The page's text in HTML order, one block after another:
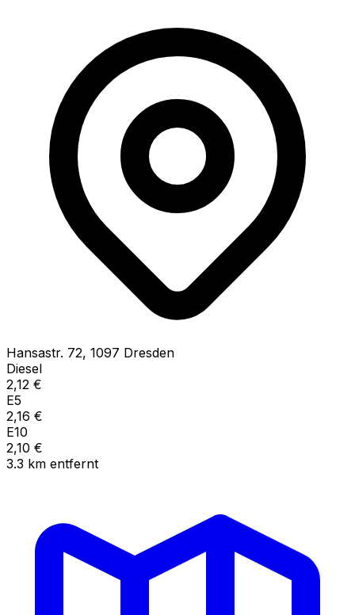
Hansastr. 72, 1097 Dresden
Diesel
2,12 €
E5
2,16 €
E10
2,10 €
3.3 km entfernt